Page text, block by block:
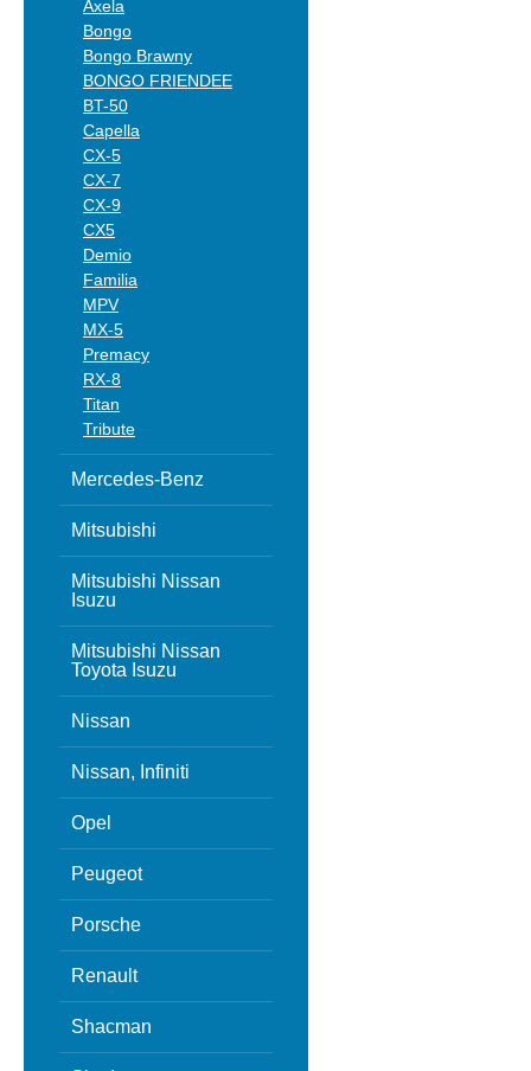
Axela
Bongo
Bongo Brawny
BONGO FRIENDEE
BT-50
Capella
CX-5
CX-7
CX-9
CX5
Demio
Familia
MPV
MX-5
Premacy
RX-8
Titan
Tribute
Mercedes-Benz
Mitsubishi
Mitsubishi Nissan
Isuzu
Mitsubishi Nissan
Toyota Isuzu
Nissan
Nissan, Infiniti
Opel
Peugeot
Porsche
Renault
Shacman